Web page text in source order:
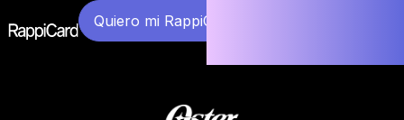
Quiero mi RappiCard